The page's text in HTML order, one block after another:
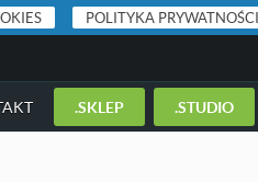
POLITYKA PRYWATNOŚCI
.SKLEP .STUDIO